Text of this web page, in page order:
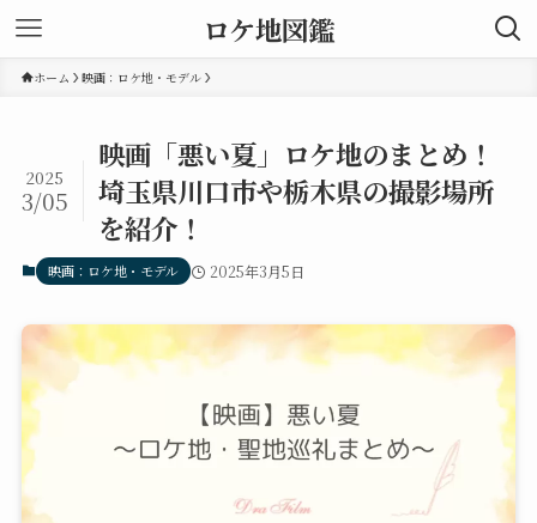
ロケ地図鑑
ホーム 映画：ロケ地・モデル
映画「悪い夏」ロケ地のまとめ！
埼玉県川口市や栃木県の撮影場所
を紹介！
2025
3/05
映画：ロケ地・モデル 2025年3月5日